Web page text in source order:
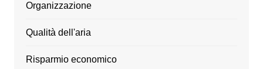
Organizzazione
Qualità dell'aria
Risparmio economico